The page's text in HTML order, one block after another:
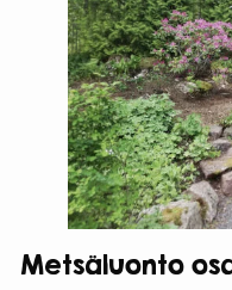
Metsäluonto